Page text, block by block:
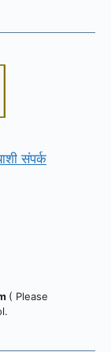
संपर्क
( Please